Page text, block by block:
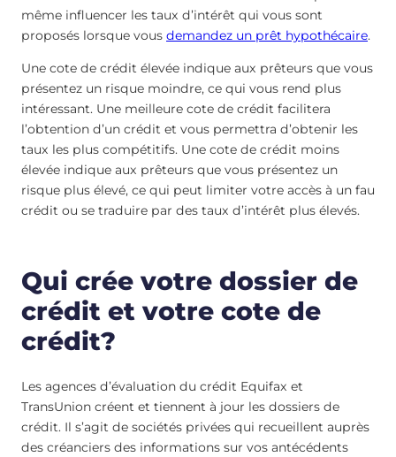
même influencer les taux d’intérêt qui vous sont
proposés lorsque vous demandez un prêt hypothécaire.
Une cote de crédit élevée indique aux prêteurs que vous
présentez un risque moindre, ce qui vous rend plus
intéressant. Une meilleure cote de crédit facilitera
l’obtention d’un crédit et vous permettra d’obtenir les
taux les plus compétitifs. Une cote de crédit moins
élevée indique aux prêteurs que vous présentez un
risque plus élevé, ce qui peut limiter votre accès à un fau
crédit ou se traduire par des taux d’intérêt plus élevés.
Qui crée votre dossier de
crédit et votre cote de
crédit?
Les agences d’évaluation du crédit Equifax et
TransUnion créent et tiennent à jour les dossiers de
crédit. Il s’agit de sociétés privées qui recueillent auprès
des créanciers des informations sur vos antécédents